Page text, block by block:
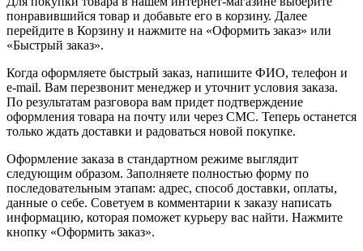
понравившийся товар и добавьте его в корзину. Далее
перейдите в Корзину и нажмите на «Оформить заказ» или
«Быстрый заказ».
Когда оформляете быстрый заказ, напишите ФИО, телефон и
e-mail. Вам перезвонит менеджер и уточнит условия заказа.
По результатам разговора вам придет подтверждение
оформления товара на почту или через СМС. Теперь останется
только ждать доставки и радоваться новой покупке.
Оформление заказа в стандартном режиме выглядит
следующим образом. Заполняете полностью форму по
последовательным этапам: адрес, способ доставки, оплаты,
данные о себе. Советуем в комментарии к заказу написать
информацию, которая поможет курьеру вас найти. Нажмите
кнопку «Оформить заказ».